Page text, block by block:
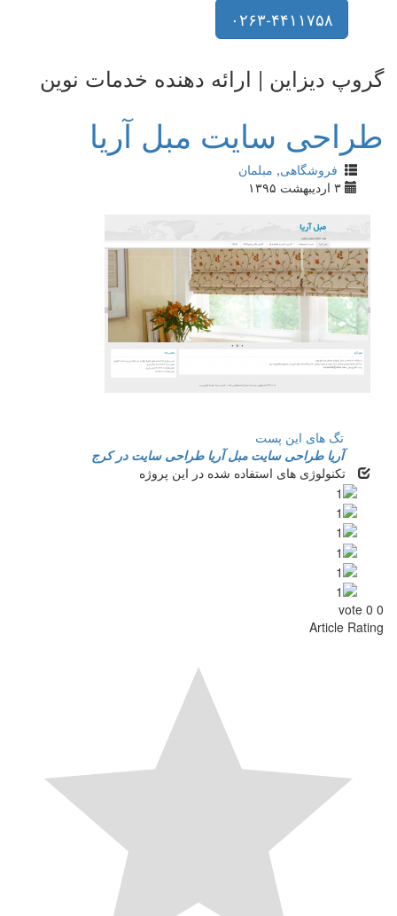
۰۲۶۳-۴۴۱۱۷۵۸
گروپ دیزاین | ارائه دهنده خدمات نوین
طراحی سایت مبل آریا
فروشگاهی , مبلمان
۳ اردیبهشت ۱۳۹۵
تگ های این پست
آریا طراحی سایت مبل آریا طراحی سایت در کرج
تکنولوژی های استفاده شده در این پروژه
0
0
vote
Article Rating